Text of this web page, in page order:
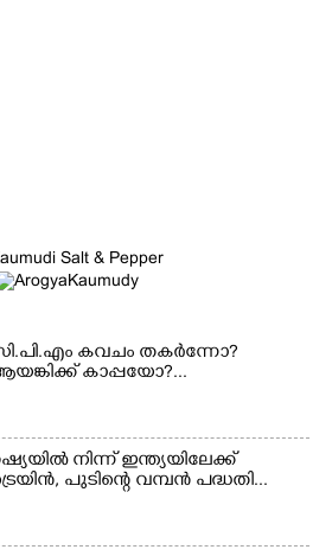
കവചം തകർന്നോ?
കാപ്പയോ?...
നിന്ന് ഇന്ത്യയിലേക്ക്
പുടിന്റെ വമ്പൻ പദ്ധതി...
Copy Link